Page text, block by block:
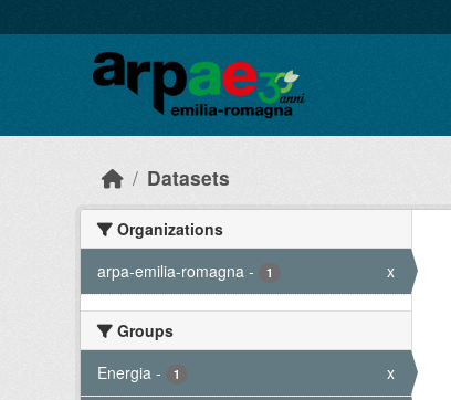
Datasets
Organizations
arpa-emilia-romagna - 1 x
Groups
Energia - 1 x